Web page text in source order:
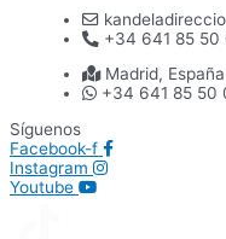
+34 641 85 50
Madrid, España
+34 641 85 50
Síguenos
Facebook-f
Instagram
Youtube